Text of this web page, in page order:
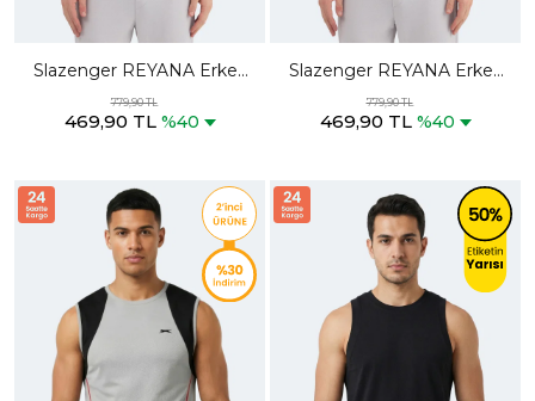
Slazenger REYANA Erkek
Polo Yaka Lacivert Tişört
779,90 TL
469,90 TL %40
Slazenger REYANA Erkek
Polo Yaka Koyu Gri Tişört
779,90 TL
469,90 TL %40